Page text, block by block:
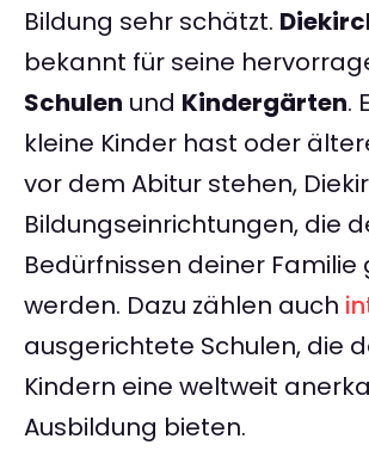
Bildung sehr schätzt.
bekannt für seine
Schulen und Kindergärten.
kleine Kinder hast oder
vor dem Abitur stehen,
Bildungseinrichtungen, die
Bedürfnissen deiner Familie
werden. Dazu zählen auch
ausgerichtete Schulen, die
Kindern eine weltweit
Ausbildung bieten.